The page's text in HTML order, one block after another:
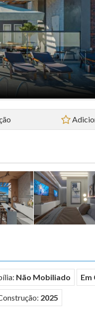
Pousada (1)
Sala Comercial
Sítio (2)
Sobrado (32)
Terreno (38)
Não Mobiliado Em
2025